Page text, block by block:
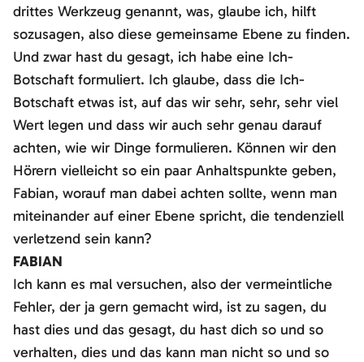
drittes Werkzeug genannt, was, glaube ich, hilft
sozusagen, also diese gemeinsame Ebene zu finden.
Und zwar hast du gesagt, ich habe eine Ich-
Botschaft formuliert. Ich glaube, dass die Ich-
Botschaft etwas ist, auf das wir sehr, sehr, sehr viel
Wert legen und dass wir auch sehr genau darauf
achten, wie wir Dinge formulieren. Können wir den
Hörern vielleicht so ein paar Anhaltspunkte geben,
Fabian, worauf man dabei achten sollte, wenn man
miteinander auf einer Ebene spricht, die tendenziell
verletzend sein kann?
FABIAN
Ich kann es mal versuchen, also der vermeintliche
Fehler, der ja gern gemacht wird, ist zu sagen, du
hast dies und das gesagt, du hast dich so und so
verhalten, dies und das kann man nicht so und so